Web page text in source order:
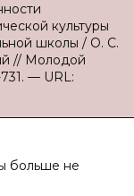
культуры
школы / О. С.
// Молодой
— URL:
больше не